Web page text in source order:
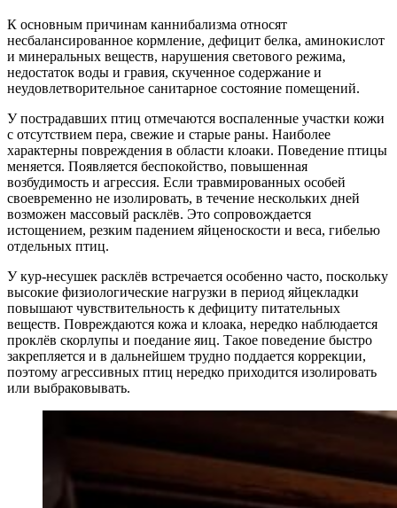
К основным причинам каннибализма относят
несбалансированное кормление, дефицит белка, аминокислот
и минеральных веществ, нарушения светового режима,
недостаток воды и гравия, скученное содержание и
неудовлетворительное санитарное состояние помещений.
У пострадавших птиц отмечаются воспаленные участки кожи
с отсутствием пера, свежие и старые раны. Наиболее
характерны повреждения в области клоаки. Поведение птицы
меняется. Появляется беспокойство, повышенная
возбудимость и агрессия. Если травмированных особей
своевременно не изолировать, в течение нескольких дней
возможен массовый расклёв. Это сопровождается
истощением, резким падением яйценоскости и веса, гибелью
отдельных птиц.
У кур-несушек расклёв встречается особенно часто, поскольку
высокие физиологические нагрузки в период яйцекладки
повышают чувствительность к дефициту питательных
веществ. Повреждаются кожа и клоака, нередко наблюдается
проклёв скорлупы и поедание яиц. Такое поведение быстро
закрепляется и в дальнейшем трудно поддается коррекции,
поэтому агрессивных птиц нередко приходится изолировать
или выбраковывать.